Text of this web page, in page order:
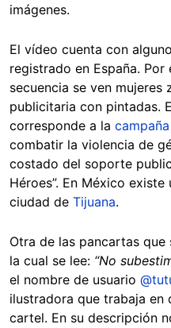
imágenes.
El vídeo cuenta con
registrado en España. Por
secuencia se ven mujeres
publicitaria con pintadas.
corresponde a la campaña
combatir la violencia de
costado del soporte
Héroes”. En México
ciudad de Tijuana.
Otra de las pancartas que
la cual se lee: “No
el nombre de usuario
ilustradora que trabaja en
cartel. En su descripción